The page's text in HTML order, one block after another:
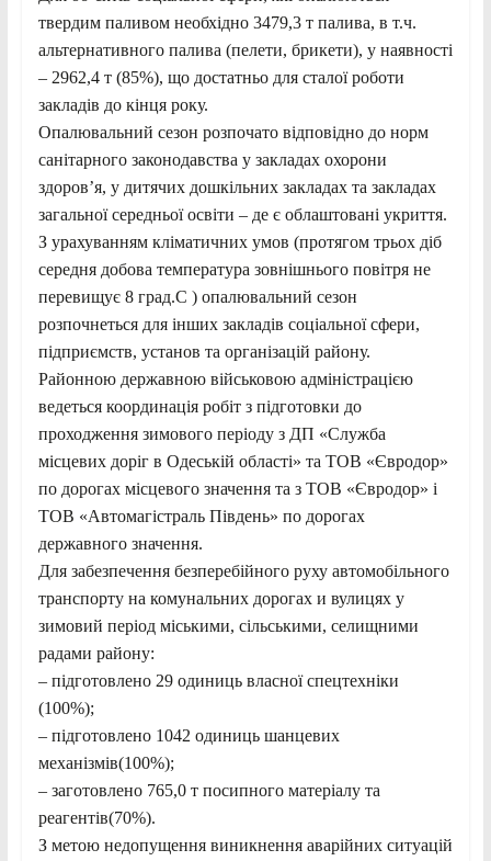
твердим паливом необхідно 3479,3 т палива, в т.ч.
альтернативного палива (пелети, брикети), у наявності
– 2962,4 т (85%), що достатньо для сталої роботи
закладів до кінця року.
Опалювальний сезон розпочато відповідно до норм
санітарного законодавства у закладах охорони
здоров’я, у дитячих дошкільних закладах та закладах
загальної середньої освіти – де є облаштовані укриття.
З урахуванням кліматичних умов (протягом трьох діб
середня добова температура зовнішнього повітря не
перевищує 8 град.С ) опалювальний сезон
розпочнеться для інших закладів соціальної сфери,
підприємств, установ та організацій району.
Районною державною військовою адміністрацією
ведеться координація робіт з підготовки до
проходження зимового періоду з ДП «Служба
місцевих доріг в Одеській області» та ТОВ «Євродор»
по дорогах місцевого значення та з ТОВ «Євродор» і
ТОВ «Автомагістраль Південь» по дорогах
державного значення.
Для забезпечення безперебійного руху автомобільного
транспорту на комунальних дорогах и вулицях у
зимовий період міськими, сільськими, селищними
радами району:
– підготовлено 29 одиниць власної спецтехніки
(100%);
– підготовлено 1042 одиниць шанцевих
механізмів(100%);
– заготовлено 765,0 т посипного матеріалу та
реагентів(70%).
З метою недопущення виникнення аварійних ситуацій